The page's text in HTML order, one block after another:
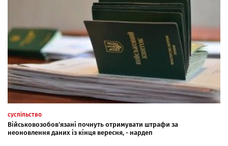
суспільство
Військовозобов'язані почнуть отримувати штрафи за
неоновлення даних із кінця вересня, - нардеп